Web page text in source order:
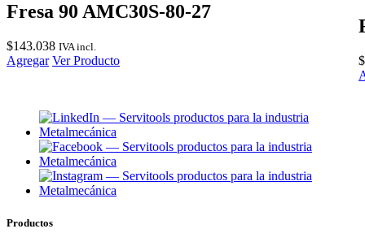
Fresa 90 AMC30S-80-27
$143.038 IVA incl.
Agregar Ver Producto
$
Productos